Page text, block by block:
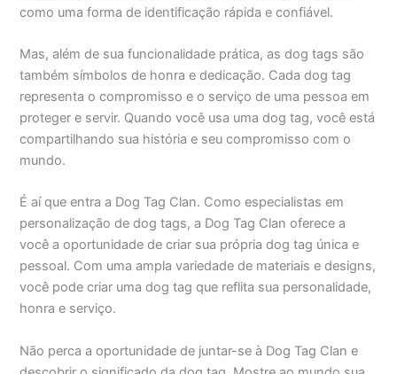
como uma forma de identificação rápida e confiável.
Mas, além de sua funcionalidade prática, as dog tags são
também símbolos de honra e dedicação. Cada dog tag
representa o compromisso e o serviço de uma pessoa em
proteger e servir. Quando você usa uma dog tag, você está
compartilhando sua história e seu compromisso com o
mundo.
É aí que entra a Dog Tag Clan. Como especialistas em
personalização de dog tags, a Dog Tag Clan oferece a
você a oportunidade de criar sua própria dog tag única e
pessoal. Com uma ampla variedade de materiais e designs,
você pode criar uma dog tag que reflita sua personalidade,
honra e serviço.
Não perca a oportunidade de juntar-se à Dog Tag Clan e